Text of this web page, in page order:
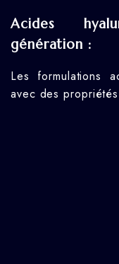
Acides
génération :
Les formulations
avec des